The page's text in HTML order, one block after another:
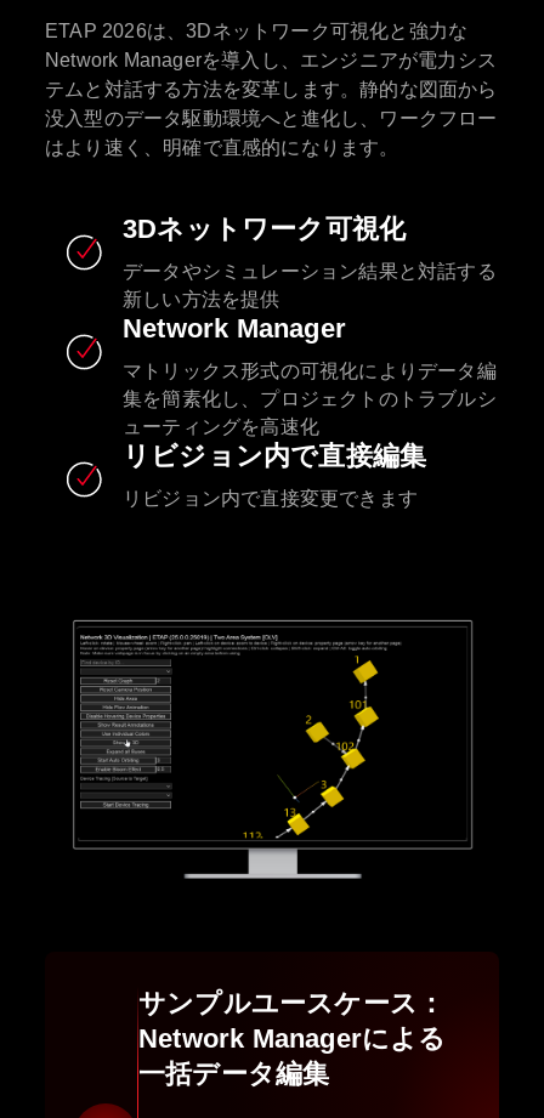
ETAP 2026は、3Dネットワーク可視化と強力な
Network Managerを導入し、エンジニアが電力シス
テムと対話する方法を変革します。静的な図面から
没入型のデータ駆動環境へと進化し、ワークフロー
はより速く、明確で直感的になります。
3Dネットワーク可視化
データやシミュレーション結果と対話する
新しい方法を提供
Network Manager
マトリックス形式の可視化によりデータ編
集を簡素化し、プロジェクトのトラブルシ
ューティングを高速化
リビジョン内で直接編集
リビジョン内で直接変更できます
サンプルユースケース：
Network Managerによる
一括データ編集